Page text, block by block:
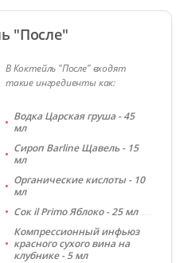
"После"
В Коктейль "После" входят
такие ингредиенты как:
Водка Царская груша - 45
мл
Сироп Barline Щавель - 15
мл
Органические кислоты - 10
мл
Сок il Primo Яблоко - 25 мл
Компрессионный инфьюз
красного сухого вина на
клубнике - 5 мл